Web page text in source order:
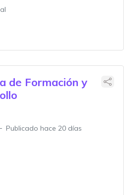
de Formación y
Publicado hace 20 días